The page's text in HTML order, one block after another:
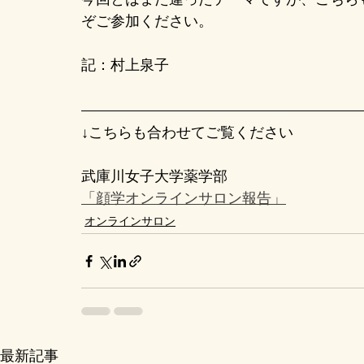
ぞご参加ください。
記： 村上泉子
↓こちらも合わせてご覧ください
武庫川女子大学薬学部
「顔学オンラインサロン報告」
オンラインサロン
最新記事